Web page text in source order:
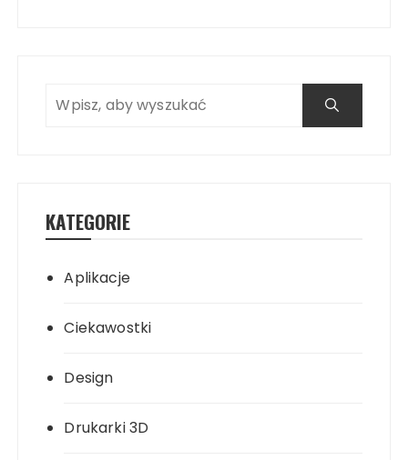
KATEGORIE
Aplikacje
Ciekawostki
Design
Drukarki 3D